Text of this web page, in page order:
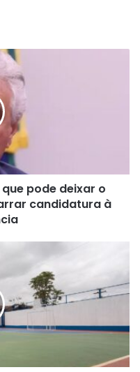
pode deixar o
candidatura à